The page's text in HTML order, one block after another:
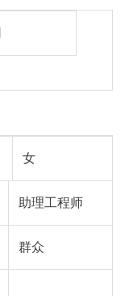
女
助理工程师
群众